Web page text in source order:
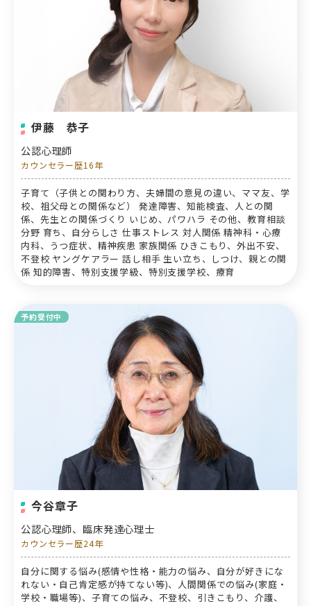
伊藤 恭子
公認心理師
カウンセラー歴16年
子育て（子供との関わり方、夫婦間の意見の違い、ママ友、学
校、祖父母との関係など） 発達障害、知能検査、人との関
係、先生との関係づくり いじめ、パワハラ その他、教育相談
分野 育ち、自分らしさ 仕事ストレス 対人関係 精神科・心療
内科、うつ症状、精神疾患 家族関係 ひきこもり、外出不安、
不登校 ヤングケアラー 話し相手 生い立ち、しつけ、親との関
係 知的障害、特別支援学級、特別支援学校、療育
予約受付中
今谷章子
公認心理師、臨床発達心理士
カウンセラー歴24年
自分に関する悩み(感情や性格・能力の悩み、自分が好きにな
れない・自己肯定感が持てない等)、人間関係での悩み(家庭・
学校・職場等)、子育ての悩み、不登校、引きこもり、介護、